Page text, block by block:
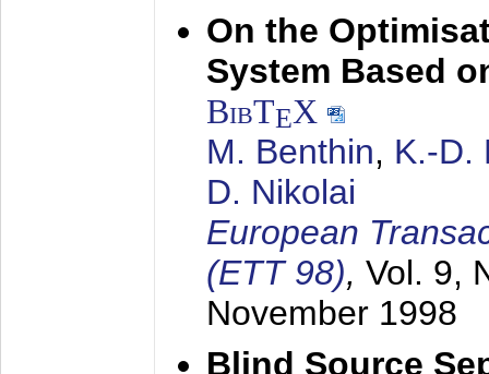
On the
System Based
BibTEX
M. Benthin, K.-D.
D. Nikolai
European
(ETT 98), Vol. 9,
November 1998
Blind Source